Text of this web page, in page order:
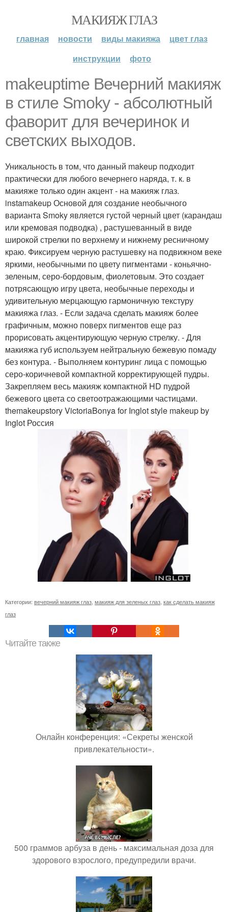
МАКИЯЖ ГЛАЗ
главная новости виды макияжа
цвет глаз
инструкции
фото
makeuptime Вечерний макияж
в стиле Smoky - абсолютный
фаворит для вечеринок и
светских выходов.
Уникальность в том, что данный makeup подходит
практически для любого вечернего наряда, т. к. в
макияже только один акцент - на макияж глаз.
instamakeup Основой для создание необычного
варианта Smoky является густой черный цвет (карандаш
или кремовая подводка) , растушеванный в виде
широкой стрелки по верхнему и нижнему ресничному
краю. Фиксируем черную растушевку на подвижном веке
яркими, необычными по цвету пигментами - коньячно-
зеленым, серо-бордовым, фиолетовым. Это создает
потрясающую игру цвета, необычные переходы и
удивительную мерцающую гармоничную текстуру
макияжа глаз. - Если задача сделать макияж более
графичным, можно поверх пигментов еще раз
прорисовать акцентирующую черную стрелку. - Для
макияжа губ используем нейтральную бежевую помаду
без контура. - Выполняем контуринг лица с помощью
серо-коричневой компактной корректирующей пудры.
Закрепляем весь макияж компактной HD пудрой
бежевого цвета со светоотражающими частицами.
themakeupstory VictoriaBonya for Inglot style makeup by
Inglot Россия
Категории: вечерний макияж глаз макияж для зеленых глаз как сделать макияж
глаз
Читайте также
Онлайн конференция: «Секреты женской
привлекательности».
500 граммов арбуза в день - максимальная доза для
здорового взрослого, предупредили врачи.